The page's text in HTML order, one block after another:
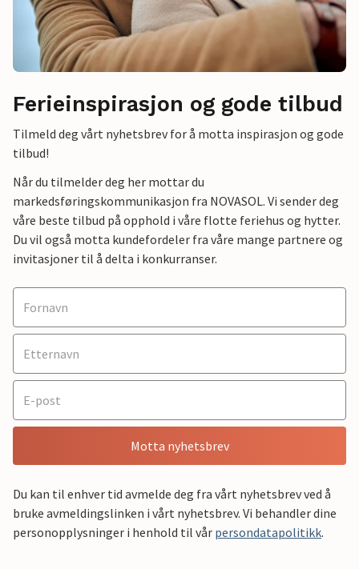
Ferieinspirasjon og gode tilbud
Tilmeld deg vårt nyhetsbrev for å motta inspirasjon og gode
tilbud!
Når du tilmelder deg her mottar du
markedsføringskommunikasjon fra NOVASOL. Vi sender deg
våre beste tilbud på opphold i våre flotte feriehus og hytter.
Du vil også motta kundefordeler fra våre mange partnere og
invitasjoner til å delta i konkurranser.
Motta nyhetsbrev
Du kan til enhver tid avmelde deg fra vårt nyhetsbrev ved å
bruke avmeldingslinken i vårt nyhetsbrev. Vi behandler dine
personopplysninger i henhold til vår persondatapolitikk.